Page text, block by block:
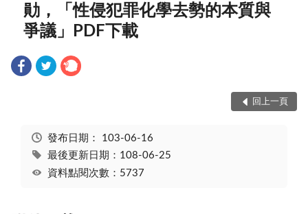
勛，「性侵犯罪化學去勢的本質與
爭議」PDF下載
回上一頁
發布日期： 103-06-16
最後更新日期：108-06-25
資料點閱次數：5737